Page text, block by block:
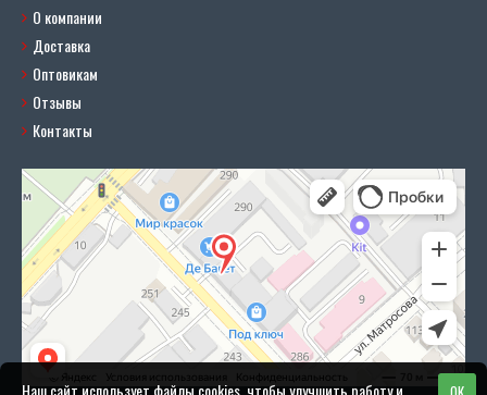
О компании
Доставка
Оптовикам
Отзывы
Контакты
Наш сайт использует файлы cookies, чтобы улучшить работу и